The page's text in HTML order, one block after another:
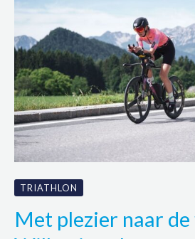
TRIATHLON
Met plezier naar